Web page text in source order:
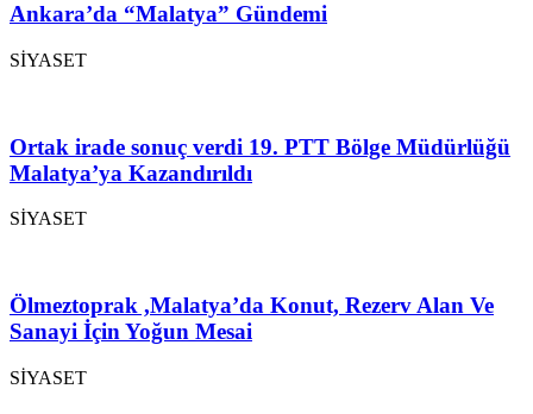
Ankara’da “Malatya” Gündemi
SİYASET
Ortak irade sonuç verdi 19. PTT Bölge Müdürlüğü
Malatya’ya Kazandırıldı
SİYASET
Ölmeztoprak ,Malatya’da Konut, Rezerv Alan Ve
Sanayi İçin Yoğun Mesai
SİYASET